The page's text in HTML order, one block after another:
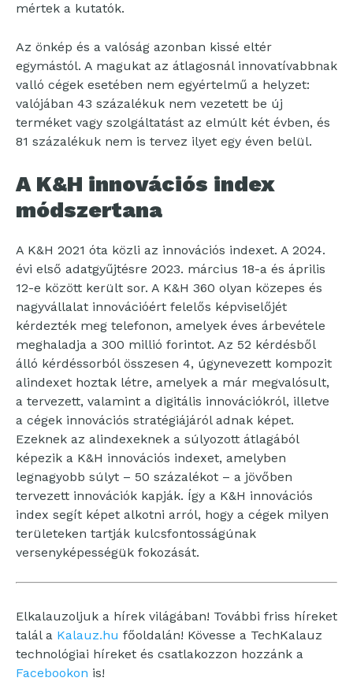
mértek a kutatók.
Az önkép és a valóság azonban kissé eltér
egymástól. A magukat az átlagosnál innovatívabbnak
valló cégek esetében nem egyértelmű a helyzet:
valójában 43 százalékuk nem vezetett be új
terméket vagy szolgáltatást az elmúlt két évben, és
81 százalékuk nem is tervez ilyet egy éven belül.
A K&H innovációs index
módszertana
A K&H 2021 óta közli az innovációs indexet. A 2024.
évi első adatgyűjtésre 2023. március 18-a és április
12-e között került sor. A K&H 360 olyan közepes és
nagyvállalat innovációért felelős képviselőjét
kérdezték meg telefonon, amelyek éves árbevétele
meghaladja a 300 millió forintot. Az 52 kérdésből
álló kérdéssorból összesen 4, úgynevezett kompozit
alindexet hoztak létre, amelyek a már megvalósult,
a tervezett, valamint a digitális innovációkról, illetve
a cégek innovációs stratégiájáról adnak képet.
Ezeknek az alindexeknek a súlyozott átlagából
képezik a K&H innovációs indexet, amelyben
legnagyobb súlyt – 50 százalékot – a jövőben
tervezett innovációk kapják. Így a K&H innovációs
index segít képet alkotni arról, hogy a cégek milyen
területeken tartják kulcsfontosságúnak
versenyképességük fokozását.
Elkalauzoljuk a hírek világában! További friss híreket
talál a Kalauz.hu főoldalán! Kövesse a TechKalauz
technológiai híreket és csatlakozzon hozzánk a
Facebookon is!